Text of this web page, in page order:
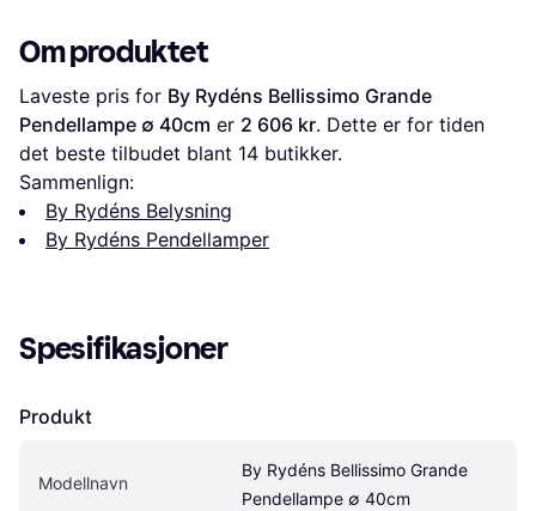
Om produktet
Laveste pris for By Rydéns Bellissimo Grande
Pendellampe ∅ 40cm er 2 606 kr. Dette er for tiden
det beste tilbudet blant 14 butikker.
Sammenlign:
By Rydéns Belysning
By Rydéns Pendellamper
Spesifikasjoner
Produkt
Modellnavn
By Rydéns Bellissimo Grande
Pendellampe ∅ 40cm